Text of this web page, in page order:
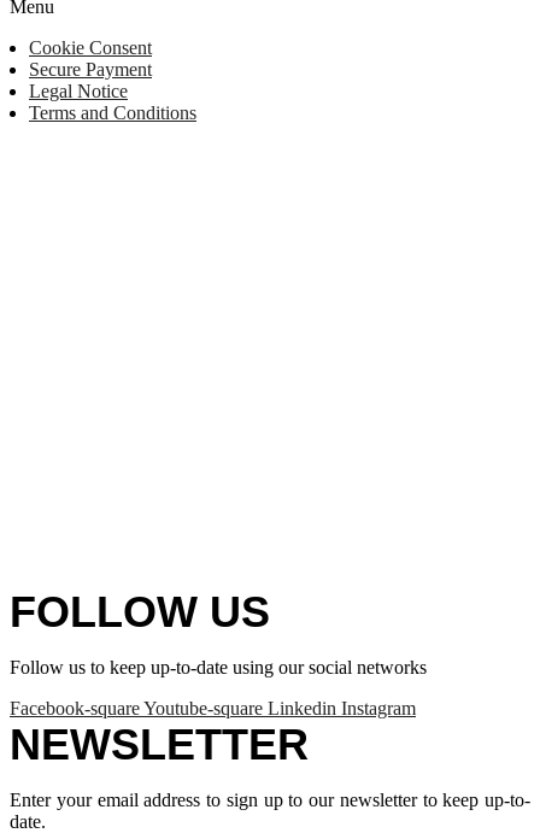
Menu
Cookie Consent
Secure Payment
Legal Notice
Terms and Conditions
FOLLOW US
Follow us to keep up-to-date using our social networks
Facebook-squareYoutube-square Linkedin Instagram
NEWSLETTER
Enter your email address to sign up to our newsletter to keep up-to-
date.